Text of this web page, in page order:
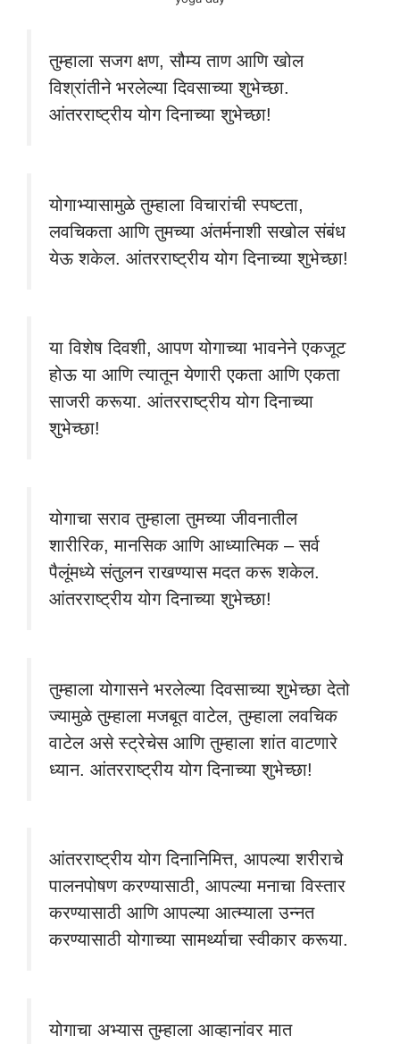
तुम्हाला सजग क्षण, सौम्य ताण आणि खोल
विश्रांतीने भरलेल्या दिवसाच्या शुभेच्छा.
आंतरराष्ट्रीय योग दिनाच्या शुभेच्छा!
योगाभ्यासामुळे तुम्हाला विचारांची स्पष्टता,
लवचिकता आणि तुमच्या अंतर्मनाशी सखोल संबंध
येऊ शकेल. आंतरराष्ट्रीय योग दिनाच्या शुभेच्छा!
या विशेष दिवशी, आपण योगाच्या भावनेने एकजूट
होऊ या आणि त्यातून येणारी एकता आणि एकता
साजरी करूया. आंतरराष्ट्रीय योग दिनाच्या
शुभेच्छा!
योगाचा सराव तुम्हाला तुमच्या जीवनातील
शारीरिक, मानसिक आणि आध्यात्मिक – सर्व
पैलूंमध्ये संतुलन राखण्यास मदत करू शकेल.
आंतरराष्ट्रीय योग दिनाच्या शुभेच्छा!
तुम्हाला योगासने भरलेल्या दिवसाच्या शुभेच्छा देतो
ज्यामुळे तुम्हाला मजबूत वाटेल, तुम्हाला लवचिक
वाटेल असे स्ट्रेचेस आणि तुम्हाला शांत वाटणारे
ध्यान. आंतरराष्ट्रीय योग दिनाच्या शुभेच्छा!
आंतरराष्ट्रीय योग दिनानिमित्त, आपल्या शरीराचे
पालनपोषण करण्यासाठी, आपल्या मनाचा विस्तार
करण्यासाठी आणि आपल्या आत्म्याला उन्नत
करण्यासाठी योगाच्या सामर्थ्याचा स्वीकार करूया.
योगाचा अभ्यास तुम्हाला आव्हानांवर मात